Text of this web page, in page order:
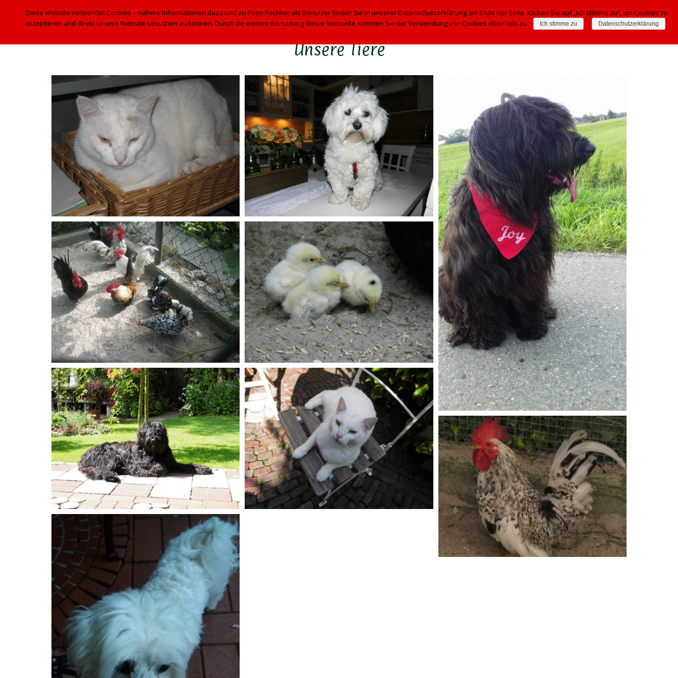
MOORJUWEL VIER JAHRESZEITEN BILDER TIERE GÄSTEBUCH KONTAKT
Unsere Tiere
Diese Website verwendet Cookies – nähere Informationen dazu und zu Ihren Rechten als Benutzer finden Sie in unserer Datenschutzerklärung am Ende der Seite. Klicken Sie auf „Ich stimme zu“, um Cookies zu
akzeptieren und direkt unsere Website besuchen zu können. Durch die weitere Benutzung dieser Webseite stimmen Sie der Verwendung von Cookies ebenfalls zu.
Ich stimme zu Datenschutzerklärung